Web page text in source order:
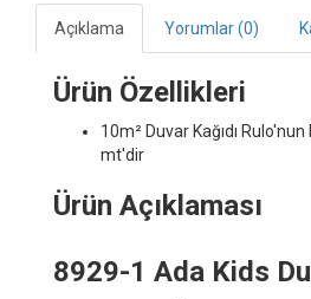
Açıklama Yorumlar (0)
Ürün Özellikleri
10m² Duvar Kağıdı Rulo'nun
mt'dir
Ürün Açıklaması
8929-1 Ada Kids